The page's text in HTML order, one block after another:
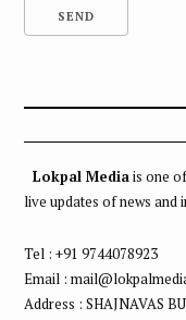
Lokpal Mediais one
live updates of news
Tel : +91 9744078923
Email :
Address : SHAJNAVAS